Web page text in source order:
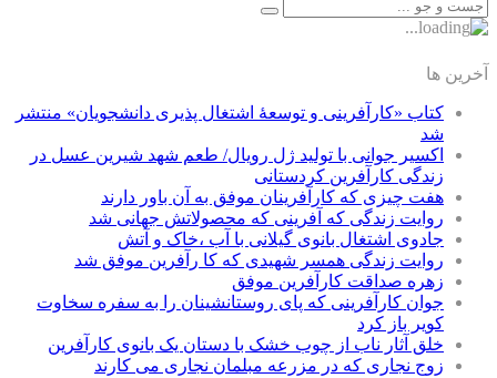
آخرین ها
کتاب «کارآفرینی و توسعۀ اشتغال پذیری دانشجویان» منتشر
شد
اکسیر جوانی با تولید ژل رویال/ طعم شهد شیرین عسل‌ در
زندگی کارآفرین کردستانی
هفت چیزی که کارآفرینان موفق به آن باور دارند
روایت زندگی که آفرینی که محصولاتش جهانی شد
جادوی اشتغال بانوی گیلانی با آب ،خاک و آتش
روایت زندگی همسر شهیدی که کا رآفرین موفق شد
زهره صداقت کارآفرین موفق
جوان کارآفرینی که پای روستانشینان را به سفره سخاوت
کویر باز کرد
خلق آثار ناب از چوب خشک با دستان یک بانوی کارآفرین
زوج نجاری که در مزرعه مبلمان نجاری می کارند